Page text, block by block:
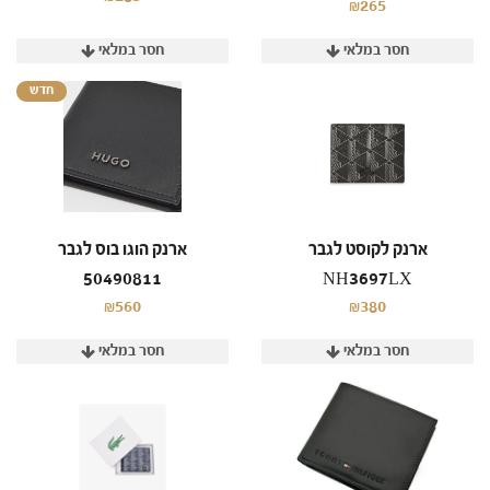
₪265
חסר במלאי
חדש
ארנק הוגו בוס לגבר
50490811
₪560
חסר במלאי
ארנק לקוסט לגבר
NH3697LX
₪380
חסר במלאי חסר במלאי